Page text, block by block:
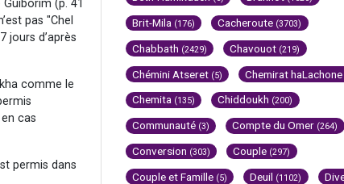
(p. 41
pas "Chel
jours d’après
comme le
cas
permis dans
Brit-Mila (176) Cacheroute (3703)
Chabbath (2429) Chavouot (219)
Chémini Atseret (5) Chemirat haLachone
Chemita (135) Chiddoukh (200)
Communauté (3) Compte du Omer (264)
Conversion (303) Couple (297)
Couple et Famille (5) Deuil (1102)